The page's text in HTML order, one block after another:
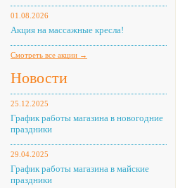
01.08.2026
Акция на массажные кресла!
Смотреть все акции →
Новости
25.12.2025
График работы магазина в новогодние
праздники
29.04.2025
График работы магазина в майские
праздники